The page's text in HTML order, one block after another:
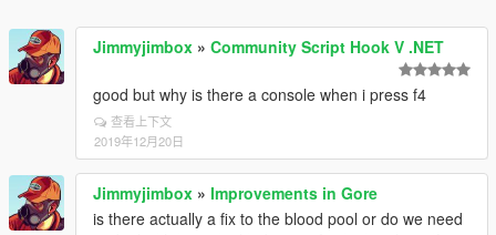
Jimmyjimbox » Community Script Hook V .NET
good but why is there a console when i press f4
查看上下文
2019年12月20日
Jimmyjimbox » Improvements in Gore
is there actually a fix to the blood pool or do we need